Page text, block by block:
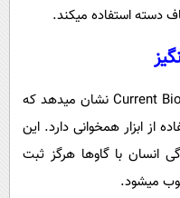
دسته استفاده میکند.
نتایج یک مطالعه جدید در مجله Current Biology نشان میدهد که
از ابزار همخوانی دارد. این
انسان با گاوها هرگز ثبت
میشود.